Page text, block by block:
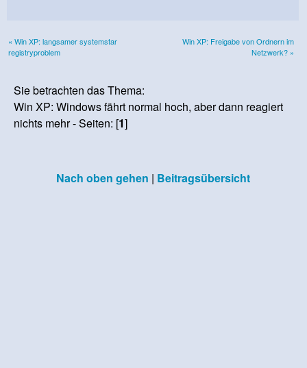
« Win XP: langsamer systemstar
registryproblem
Win XP: Freigabe von Ordnern im
Netzwerk? »
Sie betrachten das Thema:
Win XP: Windows fährt normal hoch, aber dann reagiert
nichts mehr - Seiten: [1]
Nach oben gehen | Beitragsübersicht